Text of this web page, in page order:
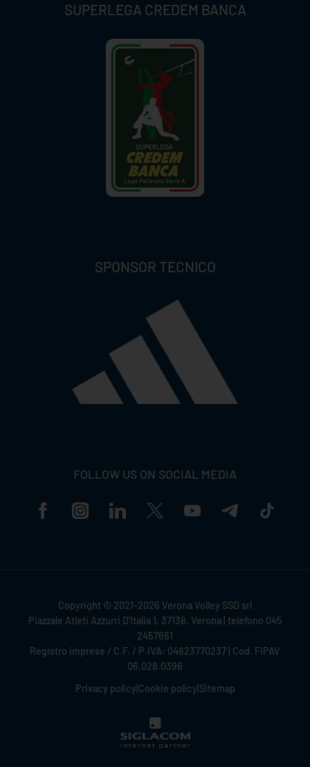
SUPERLEGA CREDEM BANCA
SPONSOR TECNICO
FOLLOW US ON SOCIAL MEDIA
Copyright © 2021-2026 Verona Volley SSD srl
Piazzale Atleti Azzurri D'Italia 1, 37138, Verona | telefono 045
2457661
Registro imprese / C.F. / P.IVA: 04823770237 | Cod. FIPAV
06.028.0396
Privacy policy Cookie policy Sitemap